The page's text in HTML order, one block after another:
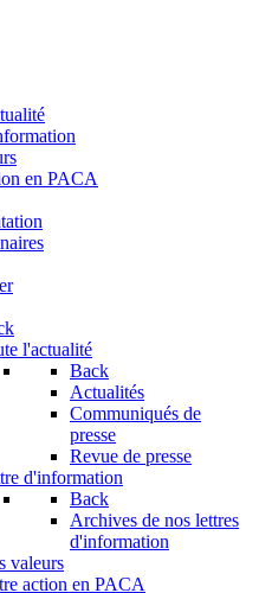
en PACA
l'actualité
Back
Actualités
Communiqués de
presse
Revue de presse
d'information
Back
Archives de nos lettres
d'information
valeurs
action en PACA